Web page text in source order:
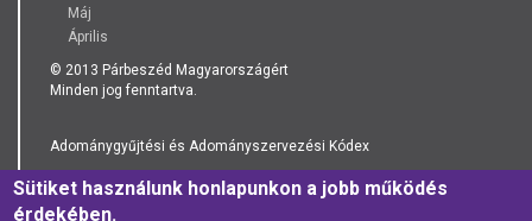
Máj
Április
© 2013 Párbeszéd Magyarországért
Minden jog fenntartva.
Adománygyűjtési és Adományszervezési Kódex
Sütiket használunk honlapunkon a jobb működés
érdekében.